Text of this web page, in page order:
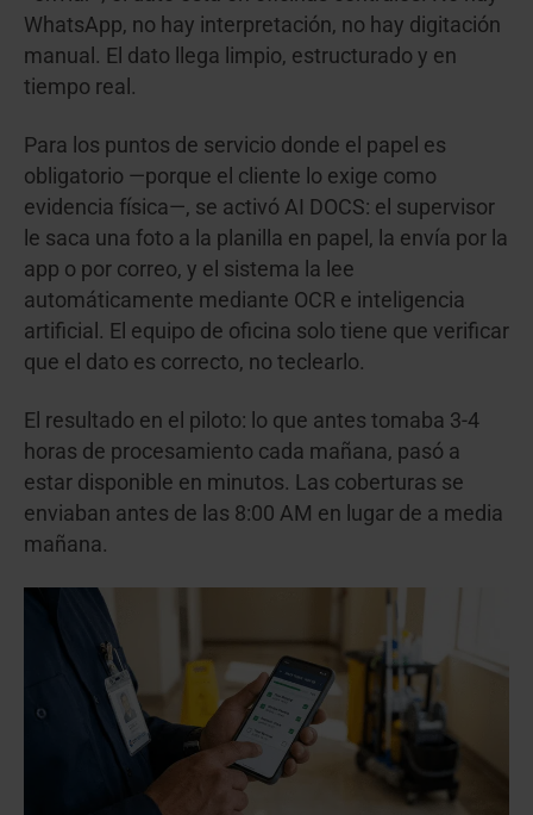
WhatsApp, no hay interpretación, no hay digitación
manual. El dato llega limpio, estructurado y en
tiempo real.
Para los puntos de servicio donde el papel es
obligatorio —porque el cliente lo exige como
evidencia física—, se activó AI DOCS: el supervisor
le saca una foto a la planilla en papel, la envía por la
app o por correo, y el sistema la lee
automáticamente mediante OCR e inteligencia
artificial. El equipo de oficina solo tiene que verificar
que el dato es correcto, no teclearlo.
El resultado en el piloto: lo que antes tomaba 3-4
horas de procesamiento cada mañana, pasó a
estar disponible en minutos. Las coberturas se
enviaban antes de las 8:00 AM en lugar de a media
mañana.